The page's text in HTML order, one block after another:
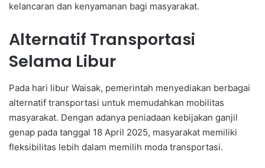
kelancaran dan kenyamanan bagi masyarakat.
Alternatif Transportasi
Selama Libur
Pada hari libur Waisak, pemerintah menyediakan berbagai
alternatif transportasi untuk memudahkan mobilitas
masyarakat. Dengan adanya peniadaan kebijakan ganjil
genap pada tanggal 18 April 2025, masyarakat memiliki
fleksibilitas lebih dalam memilih moda transportasi.